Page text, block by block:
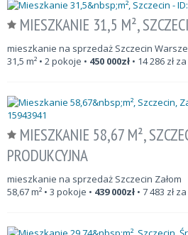
MIESZKANIE 31,5 M²,
mieszkanie na sprzedaż Szczecin
31,5 m² • 2 pokoje • 450 000zł • 14 286 zł
MIESZKANIE 58,67 M²,
PRODUKCYJNA
mieszkanie na sprzedaż Szczecin Załom
58,67m² • 3 pokoje • 439 000zł • 7 483 zł